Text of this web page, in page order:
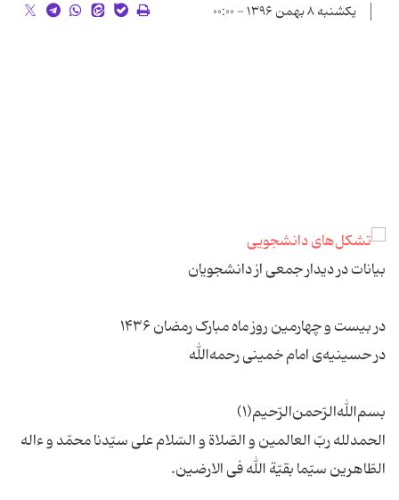
یکشنبه ۸ بهمن ۱۳۹۶ - ۰۰:۰۰
بیانات در دیدار جمعى از دانشجویان
در بیست و چهارمین روز ماه مبارک رمضان ۱۴۳۶
در حسینیه‌ی امام خمینی رحمه‌الله
بسم‌الله‌الرّحمن‌الرّحیم‌(۱)
الحمدلله ربّ العالمین و الصّلاة و السّلام علی سیّدنا محمّد و ءاله
الطّاهرین سیّما بقیّة الله فی الارضین.